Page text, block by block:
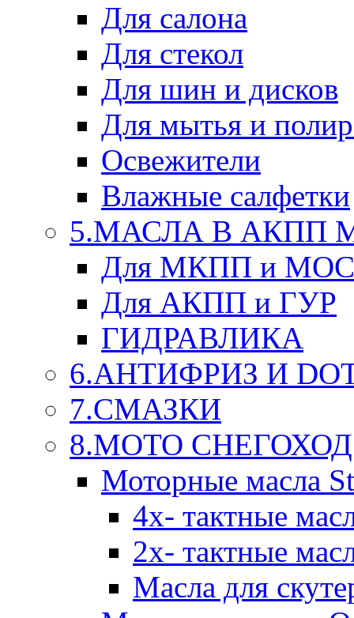
Для салона
Для стекол
Для шин и дисков
Для мытья и
Освежители
Влажные салфетки
5.МАСЛА В АКПП
Для МКПП и
Для АКПП и ГУР
ГИДРАВЛИКА
6.АНТИФРИЗ И
7.СМАЗКИ
8.МОТО
Моторные масла
4х- тактные
2х- тактные
Масла для